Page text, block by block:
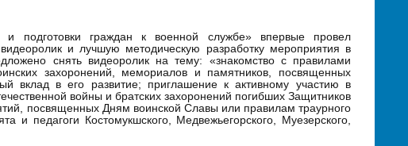
и подготовки граждан к военной службе» впервые провел
и лучшую методическую разработку мероприятия в
снять видеоролик на тему: «знакомство с правилами
захоронений, мемориалов и памятников, посвященных
вклад в его развитие; приглашение к активному участию в
войны и братских захоронений погибших Защитников
посвященных Дням воинской Славы или правилам траурного
и педагоги Костомукшского, Медвежьегорского, Муезерского,